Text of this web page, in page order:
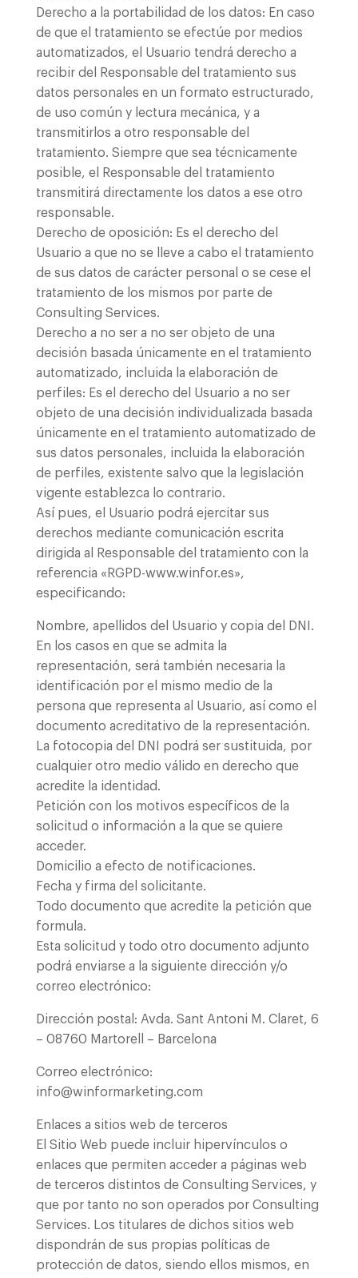
Derecho a la portabilidad de los datos: En caso
de que el tratamiento se efectúe por medios
automatizados, el Usuario tendrá derecho a
recibir del Responsable del tratamiento sus
datos personales en un formato estructurado,
de uso común y lectura mecánica, y a
transmitirlos a otro responsable del
tratamiento. Siempre que sea técnicamente
posible, el Responsable del tratamiento
transmitirá directamente los datos a ese otro
responsable.
Derecho de oposición: Es el derecho del
Usuario a que no se lleve a cabo el tratamiento
de sus datos de carácter personal o se cese el
tratamiento de los mismos por parte de
Consulting Services.
Derecho a no ser a no ser objeto de una
decisión basada únicamente en el tratamiento
automatizado, incluida la elaboración de
perfiles: Es el derecho del Usuario a no ser
objeto de una decisión individualizada basada
únicamente en el tratamiento automatizado de
sus datos personales, incluida la elaboración
de perfiles, existente salvo que la legislación
vigente establezca lo contrario.
Así pues, el Usuario podrá ejercitar sus
derechos mediante comunicación escrita
dirigida al Responsable del tratamiento con la
referencia «RGPD-www.winfor.es»,
especificando:
Nombre, apellidos del Usuario y copia del DNI.
En los casos en que se admita la
representación, será también necesaria la
identificación por el mismo medio de la
persona que representa al Usuario, así como el
documento acreditativo de la representación.
La fotocopia del DNI podrá ser sustituida, por
cualquier otro medio válido en derecho que
acredite la identidad.
Petición con los motivos específicos de la
solicitud o información a la que se quiere
acceder.
Domicilio a efecto de notificaciones.
Fecha y firma del solicitante.
Todo documento que acredite la petición que
formula.
Esta solicitud y todo otro documento adjunto
podrá enviarse a la siguiente dirección y/o
correo electrónico:
Dirección postal: Avda. Sant Antoni M. Claret, 6
– 08760 Martorell – Barcelona
Correo electrónico:
info@winformarketing.com
Enlaces a sitios web de terceros
El Sitio Web puede incluir hipervínculos o
enlaces que permiten acceder a páginas web
de terceros distintos de Consulting Services, y
que por tanto no son operados por Consulting
Services. Los titulares de dichos sitios web
dispondrán de sus propias políticas de
protección de datos, siendo ellos mismos, en